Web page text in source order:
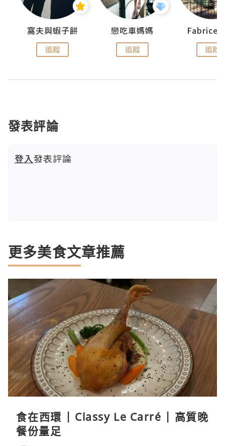
窩夫與蝦子餅
追蹤
戀吃車媽媽
追蹤
Fabrice
追蹤
發表評論
登入發表評論
更多美食文章推薦
食在西環 | Classy Le Carré | 高質晚
餐份量足